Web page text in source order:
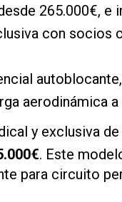
265.000€, e
con socios
aerodinámica
y exclusiva
. Este
para circuito